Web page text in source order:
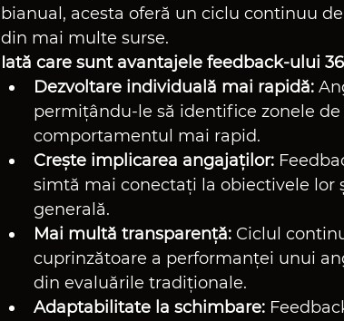
bianual, acesta oferă un ciclu continuu
din mai multe surse.
Iată care sunt avantajele feedback-ului
Dezvoltare individuală mai rapidă:
permițându-le să identifice zonele
comportamentul mai rapid.
Crește implicarea angajaților:
simtă mai conectați la obiectivele lor
generală.
Mai multă transparență: Ciclul
cuprinzătoare a performanței unui
din evaluările tradiționale.
Adaptabilitate la schimbare: